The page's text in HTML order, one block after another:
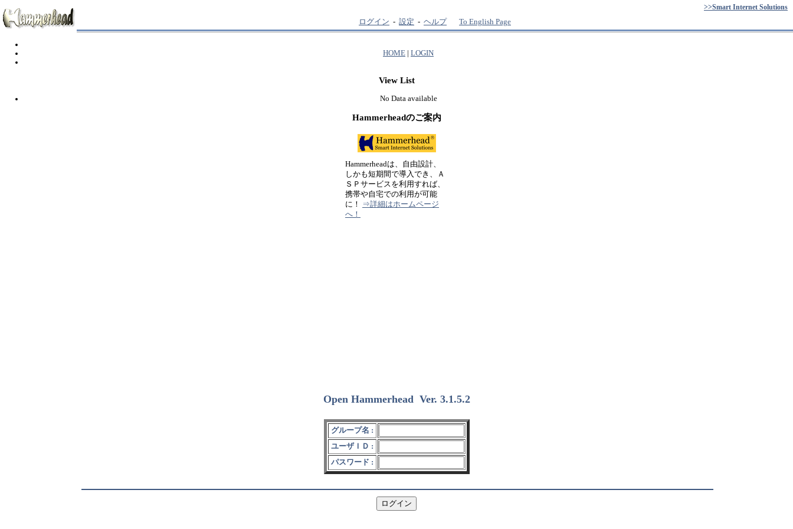
>>Smart Internet Solutions
ログイン - 設定 - ヘルプ To English Page
HOME | LOGIN
View List
No Data available
Hammerheadのご案内
Hammerheadは、自由設計、
しかも短期間で導入でき、Ａ
ＳＰサービスを利用すれば、
携帯や自宅での利用が可能
に！ ⇒詳細はホームページ
へ！
Open Hammerhead Ver. 3.1.5.2
グループ名 :
ユーザＩＤ :
パスワード :